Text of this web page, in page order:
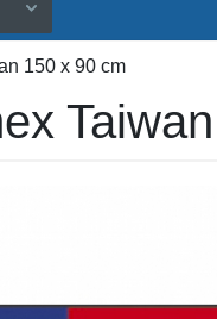
150 x 90 cm